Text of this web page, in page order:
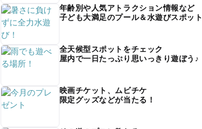
年齢別や人気アトラクション情報など
子ども大満足のプール＆水遊びスポット
全天候型スポットをチェック
屋内で一日たっぷり思いっきり遊ぼう♪
映画チケット、ムビチケ
限定グッズなどが当たる！